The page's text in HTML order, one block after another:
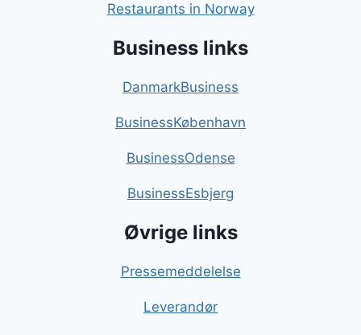
Restaurants in Norway
Business links
DanmarkBusiness
BusinessKøbenhavn
BusinessOdense
BusinessEsbjerg
Øvrige links
Pressemeddelelse
Leverandør